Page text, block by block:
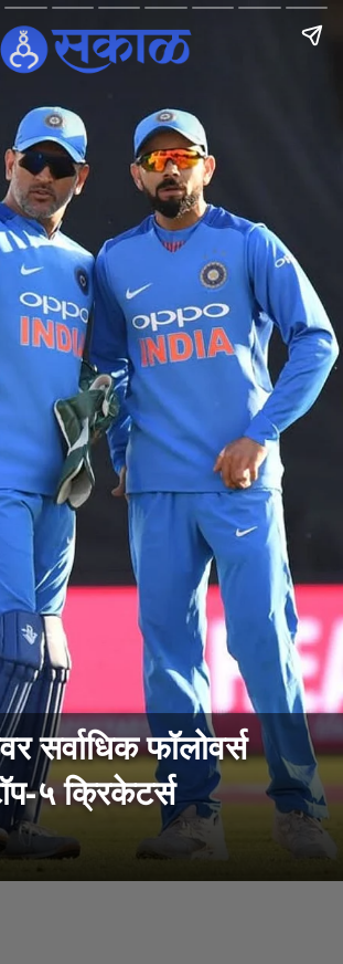
सर्वाधिक फॉलोवर्स
५ क्रिकेटर्स